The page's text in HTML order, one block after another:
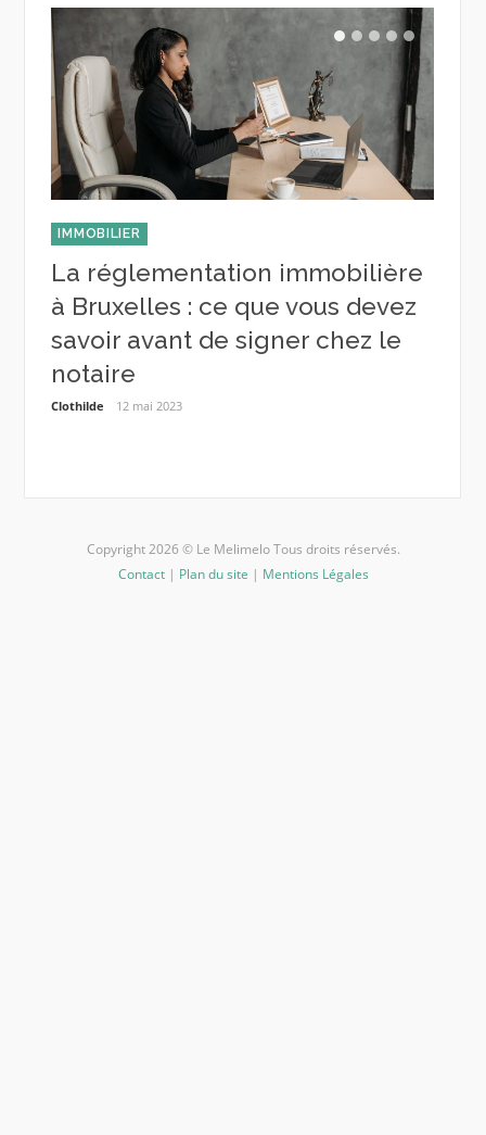
IMMOBILIER
La réglementation immobilière
à Bruxelles : ce que vous devez
savoir avant de signer chez le
notaire
Clothilde 12 mai 2023
Copyright 2026 © Le Melimelo Tous droits réservés.
Contact| Plan du site | Mentions Légales